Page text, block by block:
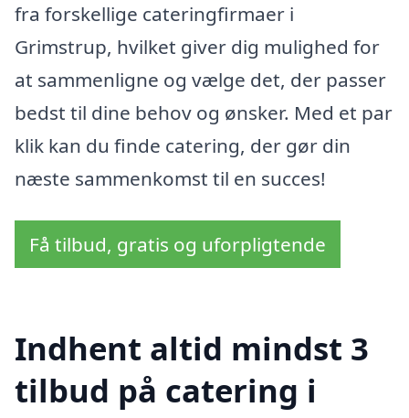
fra forskellige cateringfirmaer i
Grimstrup, hvilket giver dig mulighed for
at sammenligne og vælge det, der passer
bedst til dine behov og ønsker. Med et par
klik kan du finde catering, der gør din
næste sammenkomst til en succes!
Få tilbud, gratis og uforpligtende
Indhent altid mindst 3
tilbud på catering i